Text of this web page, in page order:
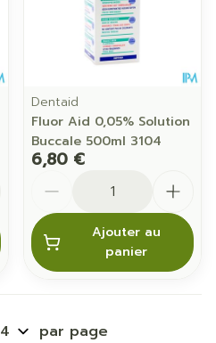
Dentaid
Fluor Aid 0,05% Solution
Buccale 500ml 3104
6,80 €
Ajouter au
panier
par page